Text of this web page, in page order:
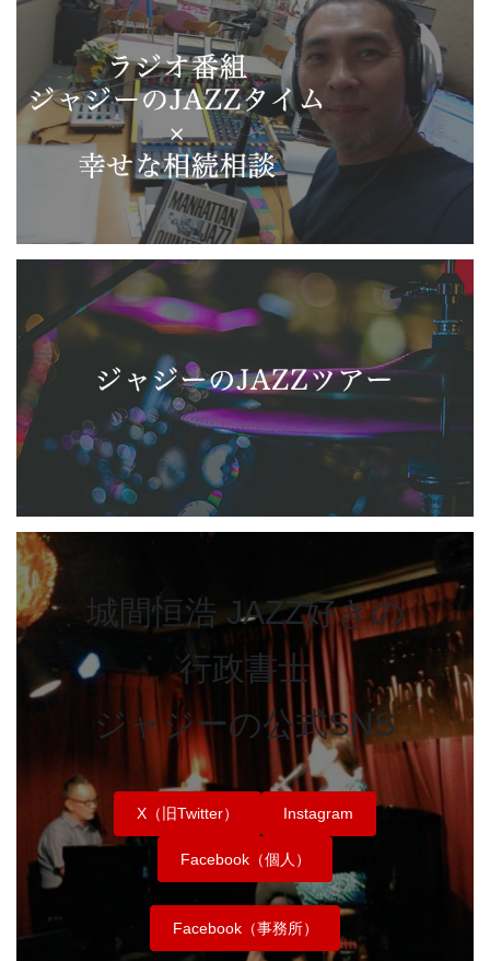
城間恒浩 JAZZ好きの
行政書士
ジャジーの公式SNS
X（旧Twitter） Instagram
Facebook（個人）
Facebook（事務所）